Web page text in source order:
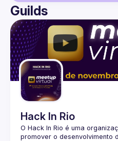
User
Events
Guilds
Guilds
Hack In Rio
O Hack In Rio é uma
promover o desenvolvimento